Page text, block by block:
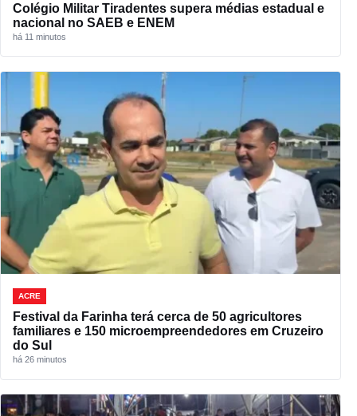
Colégio Militar Tiradentes supera médias estadual e
nacional no SAEB e ENEM
há 11 minutos
ACRE
Festival da Farinha terá cerca de 50 agricultores
familiares e 150 microempreendedores em Cruzeiro
do Sul
há 26 minutos